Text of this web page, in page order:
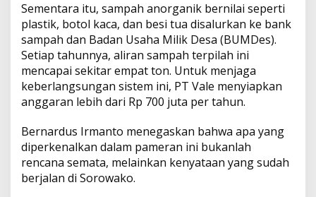
Sementara itu, sampah anorganik bernilai seperti
plastik, botol kaca, dan besi tua disalurkan ke bank
sampah dan Badan Usaha Milik Desa (BUMDes).
Setiap tahunnya, aliran sampah terpilah ini
mencapai sekitar empat ton. Untuk menjaga
keberlangsungan sistem ini, PT Vale menyiapkan
anggaran lebih dari Rp 700 juta per tahun.
Bernardus Irmanto menegaskan bahwa apa yang
diperkenalkan dalam pameran ini bukanlah
rencana semata, melainkan kenyataan yang sudah
berjalan di Sorowako.